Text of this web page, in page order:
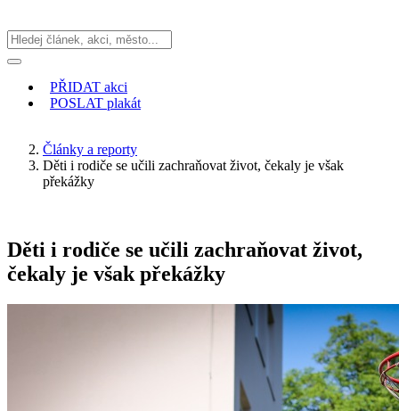
PŘIDAT akci
POSLAT plakát
Články a reporty
Děti i rodiče se učili zachraňovat život, čekaly je však
překážky
Děti i rodiče se učili zachraňovat život,
čekaly je však překážky